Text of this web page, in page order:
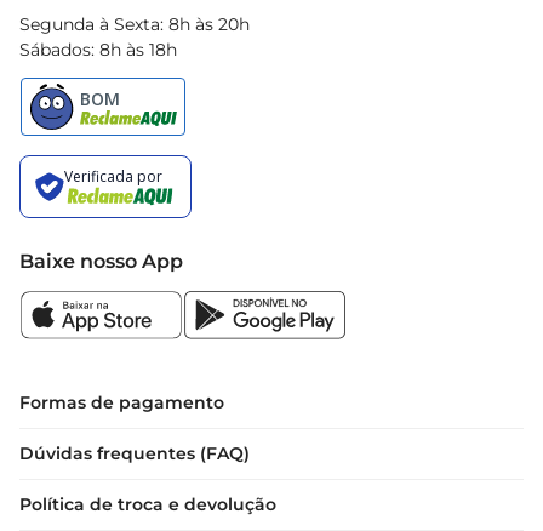
Segunda à Sexta: 8h às 20h
Sábados: 8h às 18h
Baixe nosso App
Formas de pagamento
Dúvidas frequentes (FAQ)
Política de troca e devolução